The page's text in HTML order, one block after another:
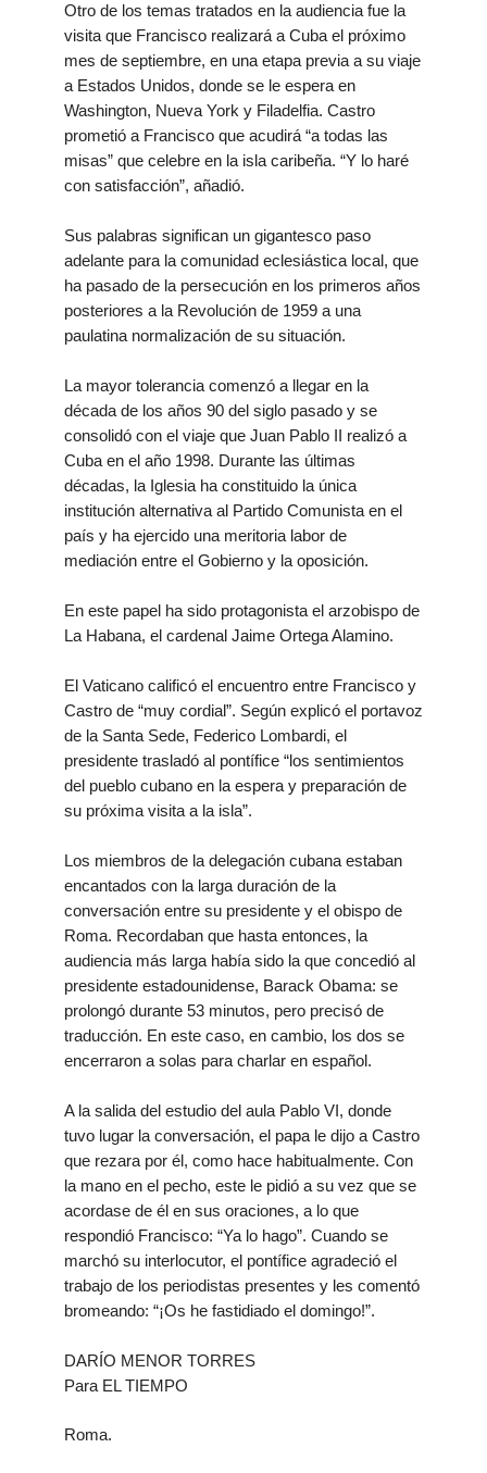
Otro de los temas tratados en la audiencia fue la
visita que Francisco realizará a Cuba el próximo
mes de septiembre, en una etapa previa a su viaje
a Estados Unidos, donde se le espera en
Washington, Nueva York y Filadelfia. Castro
prometió a Francisco que acudirá “a todas las
misas” que celebre en la isla caribeña. “Y lo haré
con satisfacción”, añadió.
Sus palabras significan un gigantesco paso
adelante para la comunidad eclesiástica local, que
ha pasado de la persecución en los primeros años
posteriores a la Revolución de 1959 a una
paulatina normalización de su situación.
La mayor tolerancia comenzó a llegar en la
década de los años 90 del siglo pasado y se
consolidó con el viaje que Juan Pablo II realizó a
Cuba en el año 1998. Durante las últimas
décadas, la Iglesia ha constituido la única
institución alternativa al Partido Comunista en el
país y ha ejercido una meritoria labor de
mediación entre el Gobierno y la oposición.
En este papel ha sido protagonista el arzobispo de
La Habana, el cardenal Jaime Ortega Alamino.
El Vaticano calificó el encuentro entre Francisco y
Castro de “muy cordial”. Según explicó el portavoz
de la Santa Sede, Federico Lombardi, el
presidente trasladó al pontífice “los sentimientos
del pueblo cubano en la espera y preparación de
su próxima visita a la isla”.
Los miembros de la delegación cubana estaban
encantados con la larga duración de la
conversación entre su presidente y el obispo de
Roma. Recordaban que hasta entonces, la
audiencia más larga había sido la que concedió al
presidente estadounidense, Barack Obama: se
prolongó durante 53 minutos, pero precisó de
traducción. En este caso, en cambio, los dos se
encerraron a solas para charlar en español.
A la salida del estudio del aula Pablo VI, donde
tuvo lugar la conversación, el papa le dijo a Castro
que rezara por él, como hace habitualmente. Con
la mano en el pecho, este le pidió a su vez que se
acordase de él en sus oraciones, a lo que
respondió Francisco: “Ya lo hago”. Cuando se
marchó su interlocutor, el pontífice agradeció el
trabajo de los periodistas presentes y les comentó
bromeando: “¡Os he fastidiado el domingo!”.
DARÍO MENOR TORRES
Para EL TIEMPO
Roma.